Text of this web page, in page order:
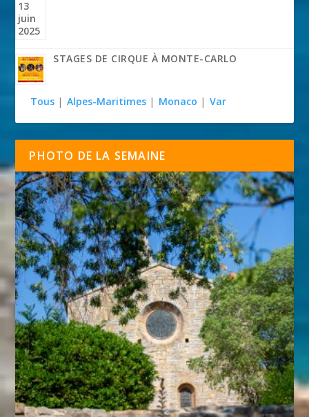
STAGES DE CIRQUE À MONTE-CARLO
Tous | Alpes-Maritimes | Monaco | Var
PHOTO DE LA SEMAINE